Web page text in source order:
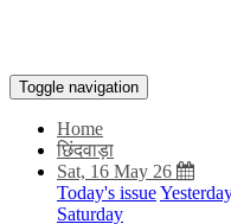
Toggle navigation
Home
छिंदवाड़ा
Sat, 16 May 26
Today's issue
Saturday